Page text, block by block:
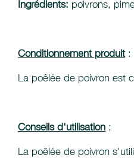
Ingrédients: poivrons,
Conditionnement produit:
La poêlée de poivron est
Conseils d'utilisation :
La poêlée de poivron